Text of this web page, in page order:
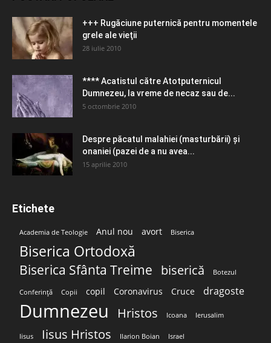
+++ Rugăciune puternică pentru momentele
grele ale vieţii
28 iulie 2010
**** Acatistul către Atotputernicul
Dumnezeu, la vreme de necaz sau de...
5 octombrie 2010
Despre păcatul malahiei (masturbării) şi
onaniei (pazei de a nu avea...
15 aprilie 2010
Etichete
Academia de Teologie Anul nou avort Biserica
Biserica Ortodoxă
Biserica Sfânta Treime biserică Botezul
Conferință Copii copil Coronavirus Cruce dragoste
Dumnezeu Hristos Icoana Ierusalim
Iisus Iisus Hristos Ilarion Boian Israel